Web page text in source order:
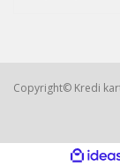
Copyright© Kredi